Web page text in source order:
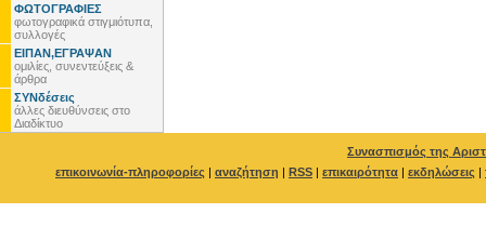
ΦΩΤΟΓΡΑΦΙΕΣ
φωτογραφικά στιγμιότυπα,
συλλογές
ΕΙΠΑΝ,ΕΓΡΑΨΑΝ
ομιλίες, συνεντεύξεις &
άρθρα
ΣΥΝδέσεις
άλλες διευθύνσεις στο
Διαδίκτυο
Συνασπισμός της
επικοινωνία-πληροφορίες | αναζήτηση | RSS | επικαιρότητα | εκδηλώσεις |